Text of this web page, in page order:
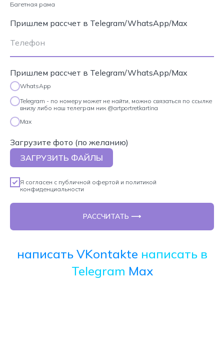
Багетная рама
Пришлем рассчет в Telegram/WhatsApp/Max
Пришлем рассчет в Telegram/WhatsApp/Max
WhatsApp
Telegram - по номеру может не найти, можно связаться по ссылке
внизу либо наш телеграм ник @artportretkartina
Max
Загрузите фото (по желанию)
ЗАГРУЗИТЬ ФАЙЛЫ
Я согласен с публичной офертой и политикой
конфиденциальности
РАССЧИТАТЬ ⟶
написать VKontakte написать в
Telegram Max